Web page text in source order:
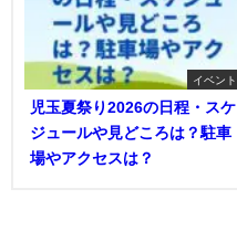
イベント
児玉夏祭り2026の日程・スケ
ジュールや見どころは？駐車
場やアクセスは？